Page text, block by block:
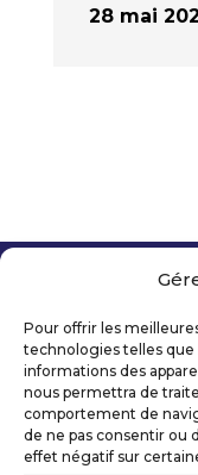
Pour offrir les
technologies telles que
informations des
nous permettra de
comportement de
de ne pas consentir ou
effet négatif sur
28 mai
Mentions
Politique de
Déclaration
Ils nous